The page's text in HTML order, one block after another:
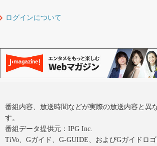
ログインについて
番組内容、放送時間などが実際の放送内容と異
す。
番組データ提供元：IPG Inc.
TiVo、Gガイド、G-GUIDE、およびGガイドロ